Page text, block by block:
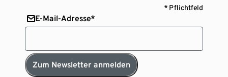
* Pflichtfeld
E-Mail-Adresse*
Zum Newsletter anmelden